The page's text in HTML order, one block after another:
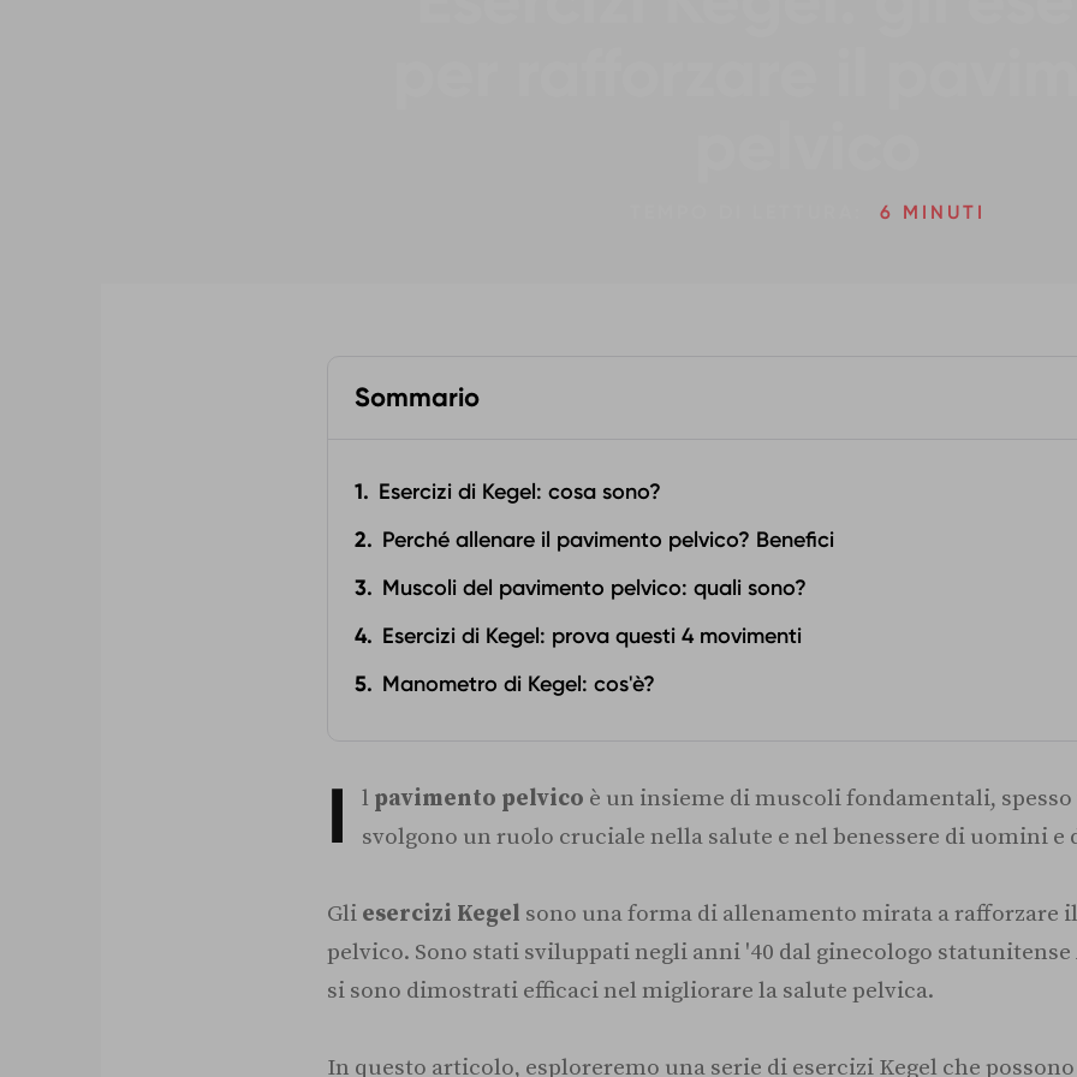
6 MINUTI
Sommario
Esercizi di Kegel: cosa sono?
Perché allenare il pavimento pelvico? Benefici
Muscoli del pavimento pelvico: quali sono?
Esercizi di Kegel: prova questi 4 movimenti
Manometro di Kegel: cos'è?
I l pavimento pelvico è un insieme di muscoli fondamentali,
svolgono un ruolo cruciale nella salute e nel benessere di uomini e
Gli esercizi Kegel sono una forma di allenamento mirata a rafforzare
pelvico. Sono stati sviluppati negli anni '40 dal ginecologo statunitense
si sono dimostrati efficaci nel migliorare la salute pelvica.
In questo articolo, esploreremo una serie di esercizi Kegel che